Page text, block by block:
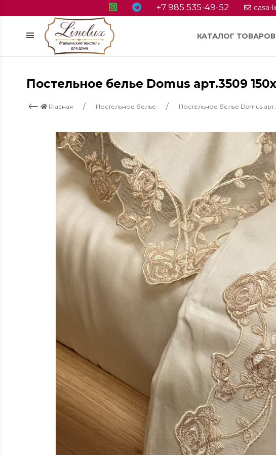
+7 985 535-49-52 casa-
КАТАЛОГ ТОВАРОВ
Постельное белье Domus арт.3509
Главная Постельное белье Постельное белье Domus